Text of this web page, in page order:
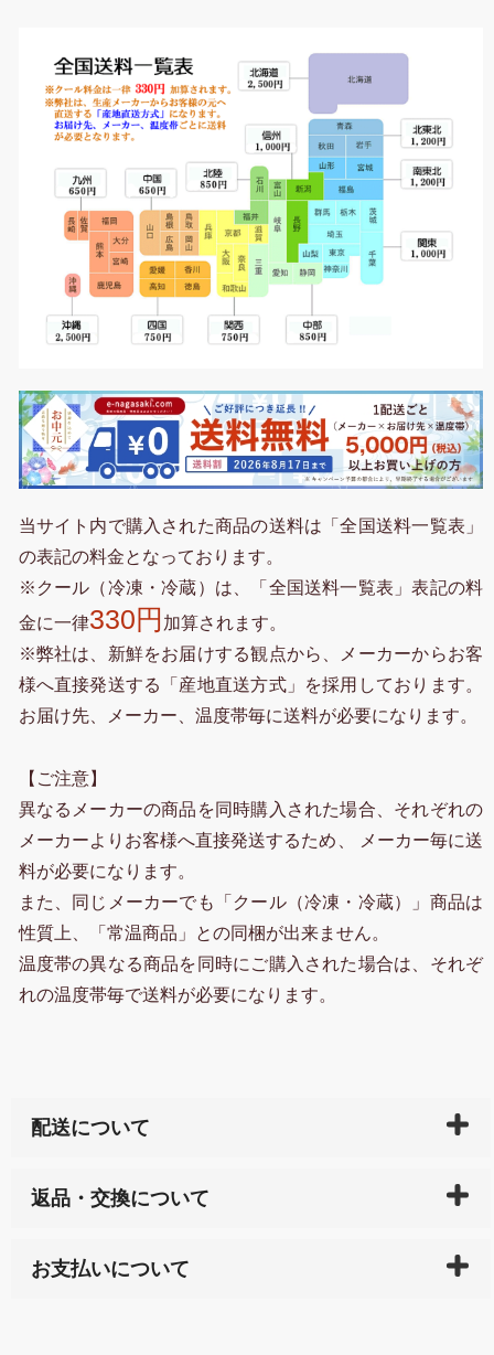
当サイト内で購入された商品の送料は「全国送料一覧表」
の表記の料金となっております。
※クール（冷凍・冷蔵）は、「全国送料一覧表」表記の料
金に一律330円 加算されます。
※弊社は、新鮮をお届けする観点から、メーカーからお客
様へ直接発送する「産地直送方式」を採用しております。
お届け先、メーカー、温度帯毎に送料が必要になります。
【ご注意】
異なるメーカーの商品を同時購入された場合、それぞれの
メーカーよりお客様へ直接発送するため、 メーカー毎に送
料が必要になります。
また、同じメーカーでも「クール（冷凍・冷蔵）」商品は
性質上、「常温商品」との同梱が出来ません。
温度帯の異なる商品を同時にご購入された場合は、それぞ
れの温度帯毎で送料が必要になります。
配送について
天ペイ」の方はご注文受付後）、 長崎県下全域に点在
サイト内で購入された商品の送料は、こちらの
全国送
返品・交換について
または配送途中の 事故などで不都合が生じている場合
お支払いについて